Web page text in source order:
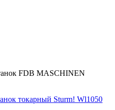
FDB MASCHINEN
токарный Sturm! Wl1050